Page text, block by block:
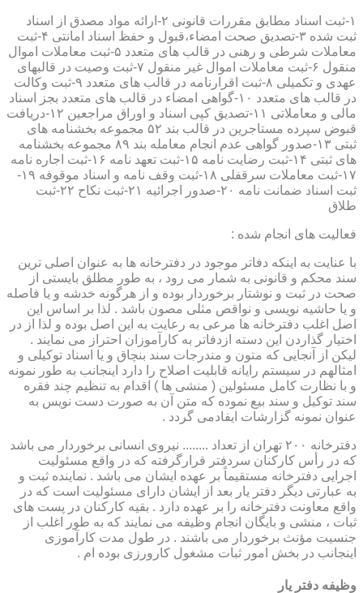
۱-ثبت اسناد مطابق مقررات قانونی ۲-ارائه مواد مصدق از اسناد
ثبت شده ۳-تصدیق صحت امضاء،قبول و حفظ اسناد امانتی ۴-ثبت
معاملات شرطی و رهنی در قالب های متعدد ۵-ثبت معاملات اموال
منقول ۶-ثبت معاملات اموال غیر منقول ۷-ثبت وصیت در قالبهای
عهدی و تکمیلی ۸-ثبت اقرارنامه در قالب های متعدد ۹-ثبت وکالت
در قالب های متعدد ۱۰-گواهی امضاء در قالب های متعدد بجز اسناد
مالی و معاملاتی ۱۱-تصدیق کپی اسناد و اوراق مراجعین ۱۲-دریافت
قبوض سپرده مستاجرین در قالب بند ۵۲ مجموعه بخشنامه های
ثبتی ۱۳-صدور گواهی عدم انجام معامله بند ۸۹ مجموعه بخشنامه
های ثبتی ۱۴-ثبت رضایت نامه ۱۵-ثبت تعهد نامه ۱۶-ثبت اجاره نامه
۱۷-ثبت معاملات سرقفلی ۱۸-ثبت وقف نامه و اسناد موقوفه ۱۹-
ثبت اسناد ضمانت نامه ۲۰-صدور اجرائیه ۲۱-ثبت نکاح ۲۲-ثبت
طلاق
فعالیت های انجام شده :
با عنایت به اینکه دفاتر موجود در دفترخانه ها به عنوان اصلی ترین
سند محکم و قانونی به شمار می رود ، به طور مطلق بایستی از
صحت در ثبت و نوشتار برخوردار بوده و از هرگونه خدشه و یا فاصله
و یا حاشیه نویسی و نواقص مثلی مصون باشد . لذا بر اساس این
اصل اغلب دفترخانه ها مرعی به رعایت به این اصل بوده و لذا از در
اختیار گذاردن این دسته ازدفاتر به کارآموزان احتراز می نمایند .
لیکن از آنجایی که متون و مندرجات سند بنچاق و یا اسناد توکیلی و
امثالهم در سیستم رایانه قابلیت اصلاح را دارد اینجانب به طور نمونه
و با نظارت کامل مسئولین ( منشی ها ) اقدام به تنظیم چند فقره
سند توکیل و سند بیع نموده که متن آن به صورت دست نویس به
عنوان نمونه گزارشات ایفادمی گردد .
دفترخانه ۲۰۰ تهران از تعداد ........ نیروی انسانی برخوردار می باشد
که در رأس کارکنان سردفتر قرارگرفته که در واقع مسئولیت
اجرایی دفترخانه مستقیماً بر عهده ایشان می باشد . نماینده ثبت و
به عبارتی دیگر دفتر یار بعد از ایشان دارای مسئولیت است که در
واقع معاونت دفترخانه را بر عهده دارد . بقیه کارکنان در پست های
ثبات ، منشی و بایگان انجام وظیفه می نمایند که به طور اغلب از
جنسیت مؤنث برخوردار می باشند . در طول مدت کارآموزی
اینجانب در بخش امور ثبات مشغول کارورزی بوده ام .
وظیفه دفتر یار